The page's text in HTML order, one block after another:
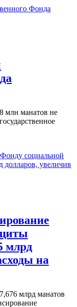
млн манатов не
млрд
на
млрд манатов